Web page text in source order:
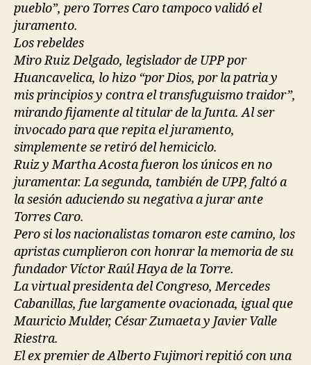
pueblo”, pero Torres Caro tampoco validó el
juramento.
Los rebeldes
Miro Ruiz Delgado, legislador de UPP por
Huancavelica, lo hizo “por Dios, por la patria y
mis principios y contra el transfuguismo traidor”,
mirando fijamente al titular de la Junta. Al ser
invocado para que repita el juramento,
simplemente se retiró del hemiciclo.
Ruiz y Martha Acosta fueron los únicos en no
juramentar. La segunda, también de UPP, faltó a
la sesión aduciendo su negativa a jurar ante
Torres Caro.
Pero si los nacionalistas tomaron este camino, los
apristas cumplieron con honrar la memoria de su
fundador Víctor Raúl Haya de la Torre.
La virtual presidenta del Congreso, Mercedes
Cabanillas, fue largamente ovacionada, igual que
Mauricio Mulder, César Zumaeta y Javier Valle
Riestra.
El ex premier de Alberto Fujimori repitió con una